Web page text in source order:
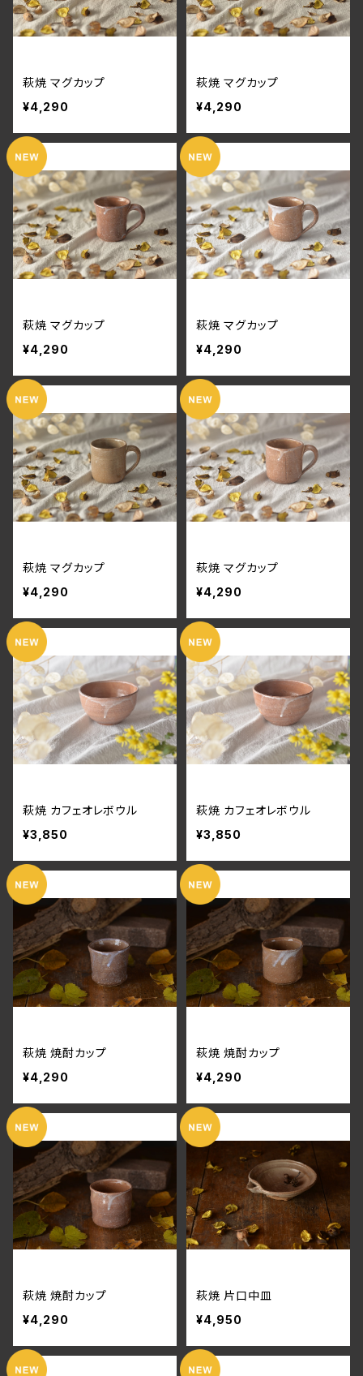
萩焼 マグカップ
¥4,290
萩焼 マグカップ
¥4,290
萩焼 マグカップ
¥4,290
萩焼 マグカップ
¥4,290
萩焼 マグカップ
¥4,290
萩焼 マグカップ
¥4,290
萩焼 カフェオレボウル
¥3,850
萩焼 カフェオレボウル
¥3,850
萩焼 焼酎カップ
¥4,290
萩焼 焼酎カップ
¥4,290
萩焼 焼酎カップ
¥4,290
萩焼 片口中皿
¥4,950